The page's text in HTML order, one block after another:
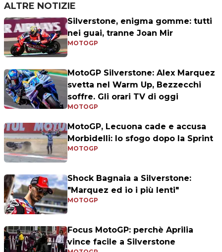
ALTRE NOTIZIE
Silverstone, enigma gomme: tutti
nei guai, tranne Joan Mir
MOTOGP
MotoGP Silverstone: Alex Marquez
svetta nel Warm Up, Bezzecchi
soffre. Gli orari TV di oggi
MOTOGP
MotoGP, Lecuona cade e accusa
Morbidelli: lo sfogo dopo la Sprint
MOTOGP
Shock Bagnaia a Silverstone:
"Marquez ed io i più lenti"
MOTOGP
Focus MotoGP: perchè Aprilia
vince facile a Silverstone